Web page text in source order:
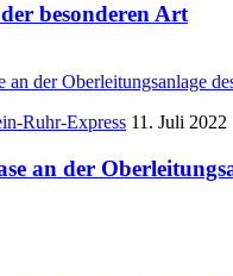
besonderen Art
Ruhr-Express 11. Juli 2022
an der